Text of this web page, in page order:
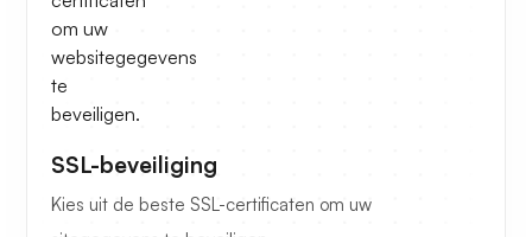
SSL-beveiliging
Kies uit de beste SSL-certificaten om uw